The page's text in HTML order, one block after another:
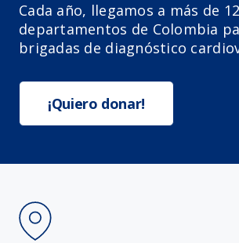
Cada año, llegamos a más de 12
departamentos de Colombia
brigadas de diagnóstico
¡Quiero donar!